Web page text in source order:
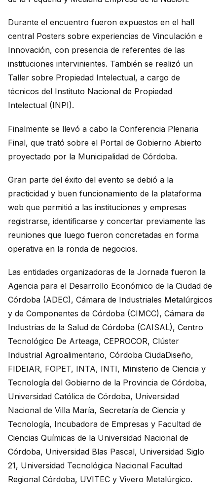
Durante el encuentro fueron expuestos en el hall
central Posters sobre experiencias de Vinculación e
Innovación, con presencia de referentes de las
instituciones intervinientes. También se realizó un
Taller sobre Propiedad Intelectual, a cargo de
técnicos del Instituto Nacional de Propiedad
Intelectual (INPI).
Finalmente se llevó a cabo la Conferencia Plenaria
Final, que trató sobre el Portal de Gobierno Abierto
proyectado por la Municipalidad de Córdoba.
Gran parte del éxito del evento se debió a la
practicidad y buen funcionamiento de la plataforma
web que permitió a las instituciones y empresas
registrarse, identificarse y concertar previamente las
reuniones que luego fueron concretadas en forma
operativa en la ronda de negocios.
Las entidades organizadoras de la Jornada fueron la
Agencia para el Desarrollo Económico de la Ciudad de
Córdoba (ADEC), Cámara de Industriales Metalúrgicos
y de Componentes de Córdoba (CIMCC), Cámara de
Industrias de la Salud de Córdoba (CAISAL), Centro
Tecnológico De Arteaga, CEPROCOR, Clúster
Industrial Agroalimentario, Córdoba CiudaDiseño,
FIDEIAR, FOPET, INTA, INTI, Ministerio de Ciencia y
Tecnología del Gobierno de la Provincia de Córdoba,
Universidad Católica de Córdoba, Universidad
Nacional de Villa María, Secretaría de Ciencia y
Tecnología, Incubadora de Empresas y Facultad de
Ciencias Químicas de la Universidad Nacional de
Córdoba, Universidad Blas Pascal, Universidad Siglo
21, Universidad Tecnológica Nacional Facultad
Regional Córdoba, UVITEC y Vivero Metalúrgico.